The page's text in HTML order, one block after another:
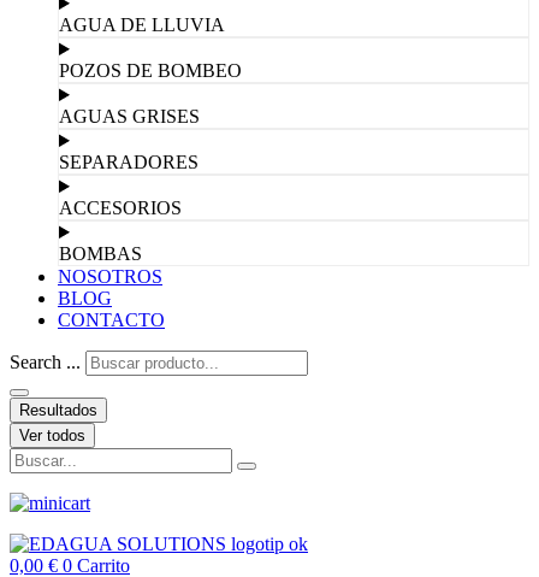
AGUA DE LLUVIA
POZOS DE BOMBEO
AGUAS GRISES
SEPARADORES
ACCESORIOS
BOMBAS
NOSOTROS
BLOG
CONTACTO
Search ...
Resultados
Ver todos
0,00 € 0 Carrito